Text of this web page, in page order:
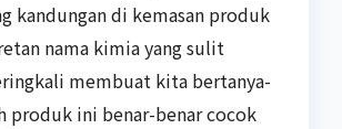
kandungan di kemasan produk
nama kimia yang sulit
membuat kita bertanya-
produk ini benar-benar cocok